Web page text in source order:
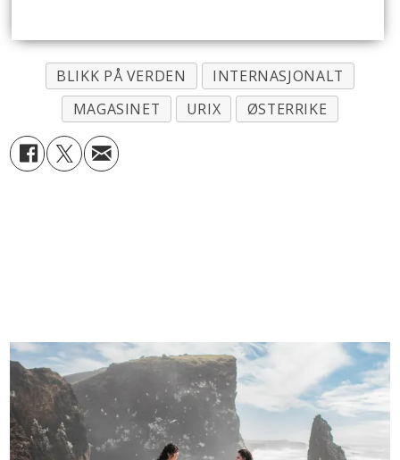
BLIKK PÅ VERDEN
INTERNASJONALT
MAGASINET
URIX ØSTERRIKE